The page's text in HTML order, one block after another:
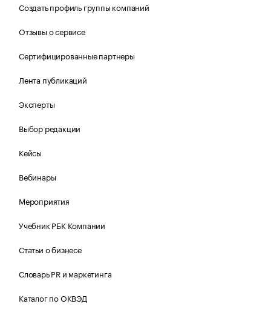
Создать профиль группы компаний
Отзывы о сервисе
Сертифицированные партнеры
Лента публикаций
Эксперты
Выбор редакции
Кейсы
Вебинары
Мероприятия
Учебник РБК Компании
Статьи о бизнесе
Словарь PR и маркетинга
Каталог по ОКВЭД